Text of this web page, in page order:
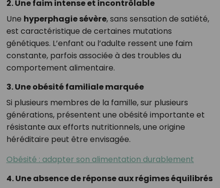
2. Une faim intense et incontrôlable
Une hyperphagie sévère, sans sensation de satiété,
est caractéristique de certaines mutations
génétiques. L’enfant ou l’adulte ressent une faim
constante, parfois associée à des troubles du
comportement alimentaire.
3. Une obésité familiale marquée
Si plusieurs membres de la famille, sur plusieurs
générations, présentent une obésité importante et
résistante aux efforts nutritionnels, une origine
héréditaire peut être envisagée.
Obésité : adapter son alimentation durablement
4. Une absence de réponse aux régimes équilibrés